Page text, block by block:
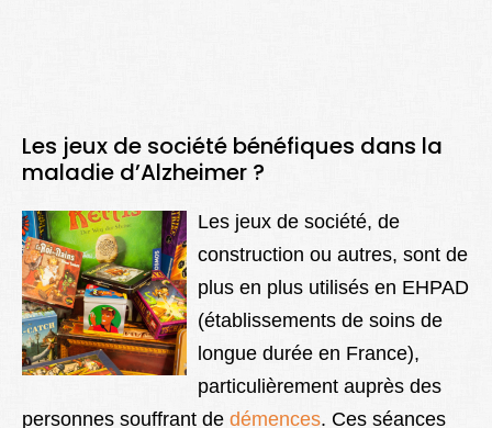
Les jeux de société bénéfiques dans la
maladie d’Alzheimer ?
Les jeux de société, de
construction ou autres, sont de
plus en plus utilisés en EHPAD
(établissements de soins de
longue durée en France),
particulièrement auprès des
personnes souffrant de démences. Ces séances